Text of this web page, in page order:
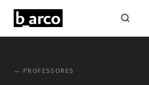
← PROFESSORES